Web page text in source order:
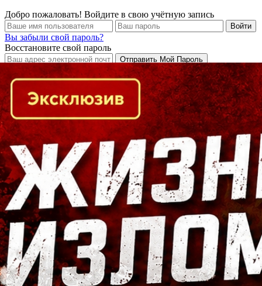
Добро пожаловать! Войдите в свою учётную запись
Вы забыли свой пароль?
Восстановите свой пароль
Кто есть кто в Байкальском регионе